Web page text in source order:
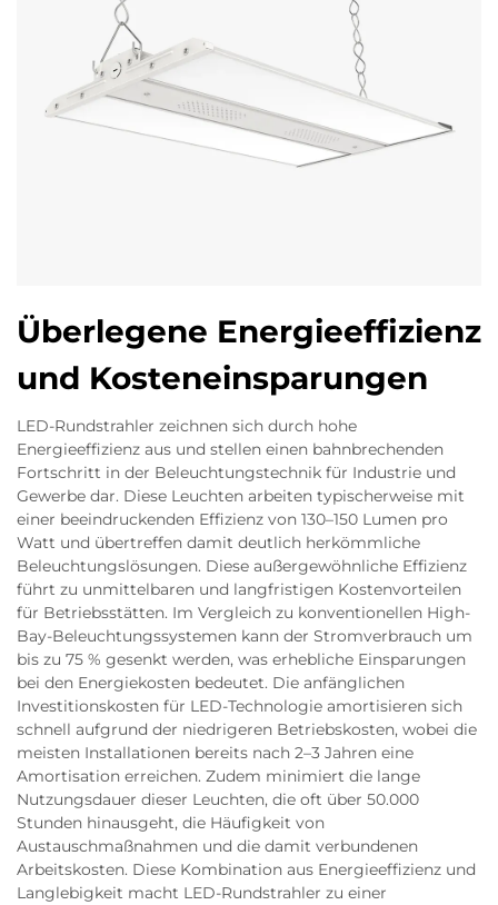
Überlegene Energieeffizienz
und Kosteneinsparungen
LED-Rundstrahler zeichnen sich durch hohe
Energieeffizienz aus und stellen einen bahnbrechenden
Fortschritt in der Beleuchtungstechnik für Industrie und
Gewerbe dar. Diese Leuchten arbeiten typischerweise mit
einer beeindruckenden Effizienz von 130–150 Lumen pro
Watt und übertreffen damit deutlich herkömmliche
Beleuchtungslösungen. Diese außergewöhnliche Effizienz
führt zu unmittelbaren und langfristigen Kostenvorteilen
für Betriebsstätten. Im Vergleich zu konventionellen High-
Bay-Beleuchtungssystemen kann der Stromverbrauch um
bis zu 75 % gesenkt werden, was erhebliche Einsparungen
bei den Energiekosten bedeutet. Die anfänglichen
Investitionskosten für LED-Technologie amortisieren sich
schnell aufgrund der niedrigeren Betriebskosten, wobei die
meisten Installationen bereits nach 2–3 Jahren eine
Amortisation erreichen. Zudem minimiert die lange
Nutzungsdauer dieser Leuchten, die oft über 50.000
Stunden hinausgeht, die Häufigkeit von
Austauschmaßnahmen und die damit verbundenen
Arbeitskosten. Diese Kombination aus Energieeffizienz und
Langlebigkeit macht LED-Rundstrahler zu einer